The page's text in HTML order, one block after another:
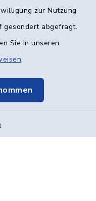
zur Nutzung
gesondert abgefragt.
Sie in unseren
.